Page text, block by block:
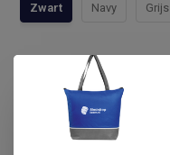
Zwart Navy Grijs
Compleet assortiment
Snelle levering
De laagste prijs